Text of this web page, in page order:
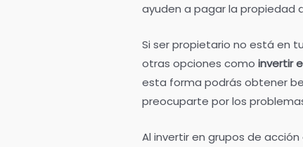
ayuden a pagar la propiedad
Si ser propietario no está en
otras opciones como invertir
esta forma podrás obtener
preocuparte por los
Al invertir en grupos de